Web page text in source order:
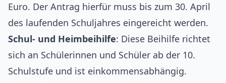
Euro. Der Antrag hierfür muss bis zum 30. April
des laufenden Schuljahres eingereicht werden.
Schul- und Heimbeihilfe: Diese Beihilfe richtet
sich an Schülerinnen und Schüler ab der 10.
Schulstufe und ist einkommensabhängig.